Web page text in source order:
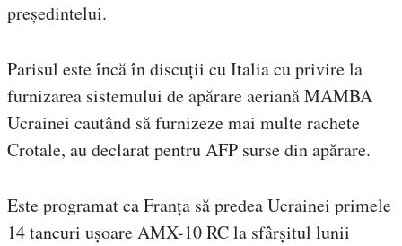
președintelui.
Parisul este încă în discuții cu Italia cu privire la
furnizarea sistemului de apărare aeriană MAMBA
Ucrainei cautând să furnizeze mai multe rachete
Crotale, au declarat pentru AFP surse din apărare.
Este programat ca Franța să predea Ucrainei primele
14 tancuri ușoare AMX-10 RC la sfârșitul lunii